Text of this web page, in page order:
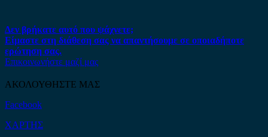
Δεν βρήκατε αυτό που ψάχνετε;
Είμαστε στη διάθεση σας να απαντήσουμε σε οποιαδήποτε
ερώτηση σας.
Επικοινωνήστε μαζί μας
ΑΚΟΛΟΥΘΗΣΤΕ ΜΑΣ
Facebook
ΧΑΡΤΗΣ